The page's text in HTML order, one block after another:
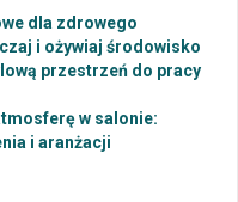
dla zdrowego
i ożywiaj środowisko
przestrzeń do pracy
w salonie:
i aranżacji